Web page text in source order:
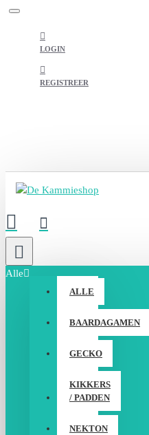
LOGIN
REGISTREER
Alle
ALLE
BAARDAGAMEN
GECKO
KIKKERS
/ PADDEN
NEKTON